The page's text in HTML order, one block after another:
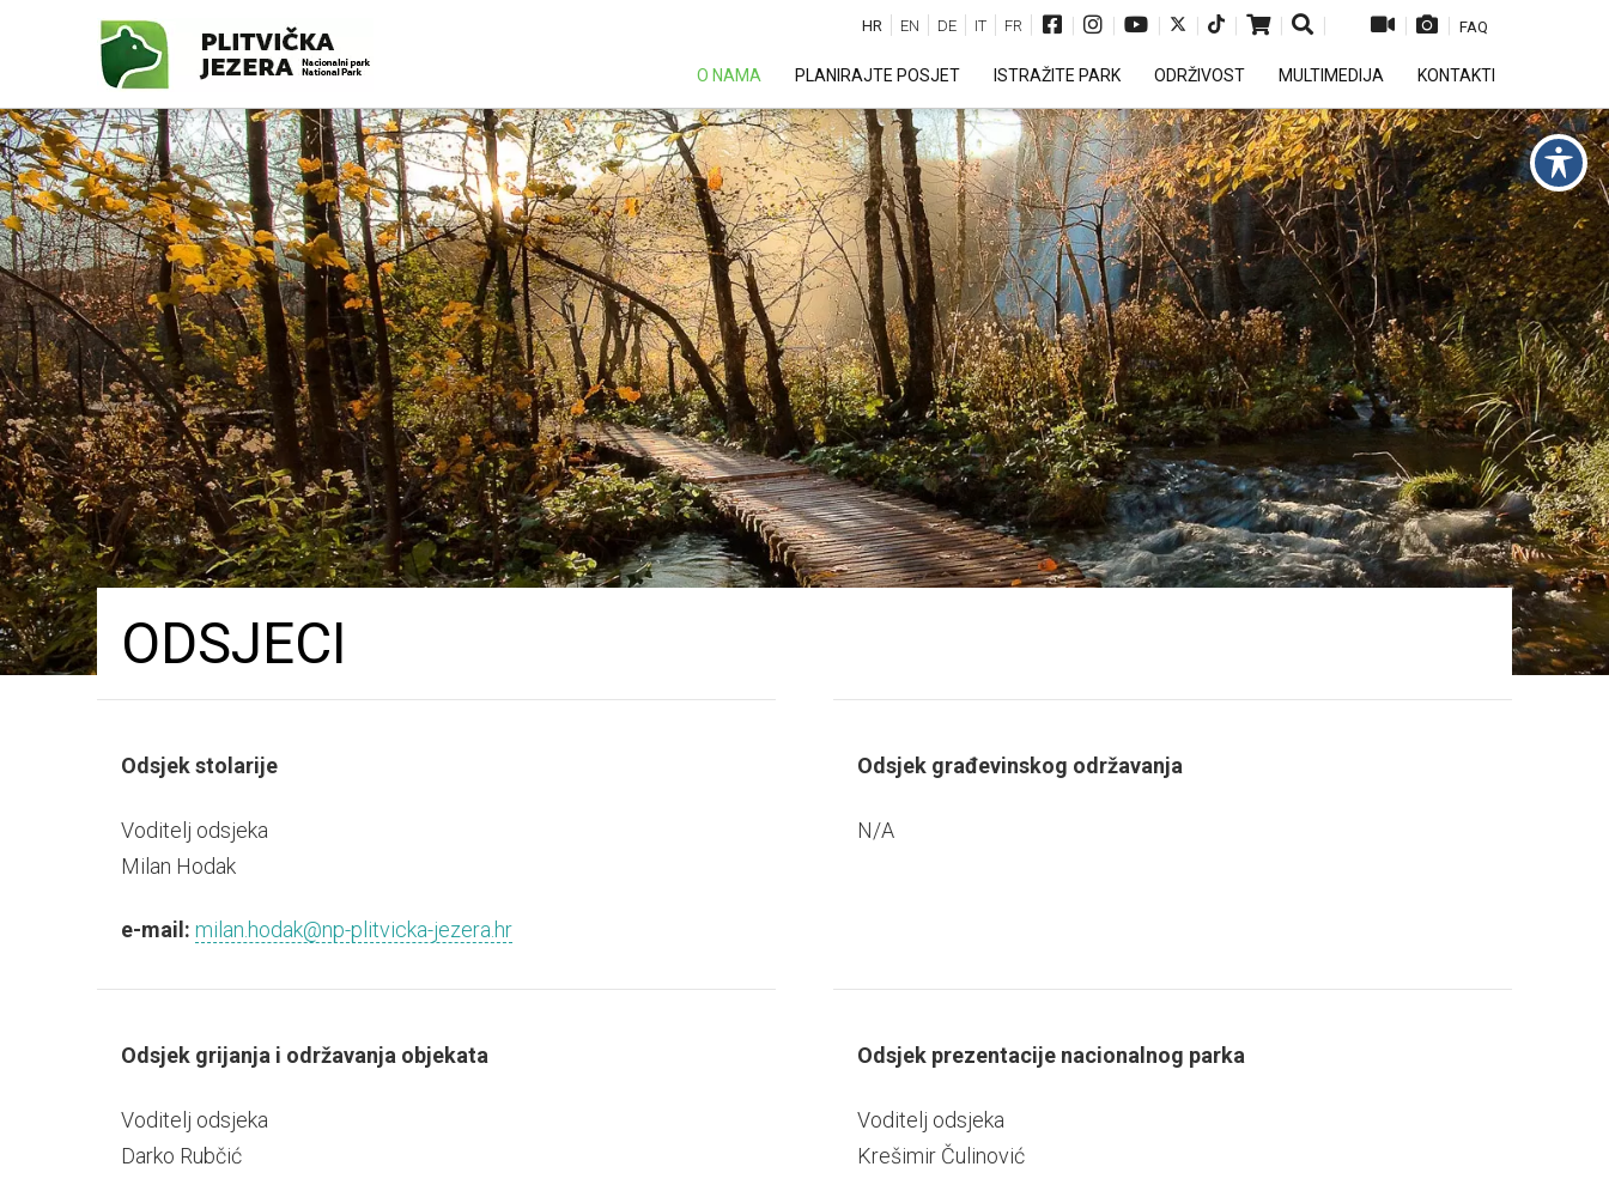
| | | | | | | | | FAQ
HR EN DE IT FR
O NAMA PLANIRAJTE POSJET ISTRAŽITE PARK ODRŽIVOST MULTIMEDIJA KONTAKTI
ODSJECI
Odsjek stolarije
Voditelj odsjeka
Milan Hodak
e-mail: milan.hodak@np-plitvicka-jezera.hr
Odsjek građevinskog održavanja
N/A
Odsjek grijanja i održavanja objekata
Voditelj odsjeka
Darko Rubčić
Odsjek prezentacije nacionalnog parka
Voditelj odsjeka
Krešimir Čulinović